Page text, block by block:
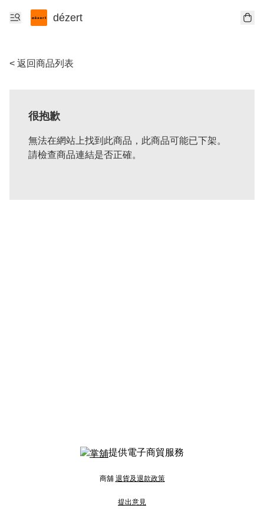
dézert
< 返回商品列表
很抱歉
無法在網站上找到此商品，此商品可能已下架。
請檢查商品連結是否正確。
提供電子商貿服務
商舖 退貨及退款政策
提出意見